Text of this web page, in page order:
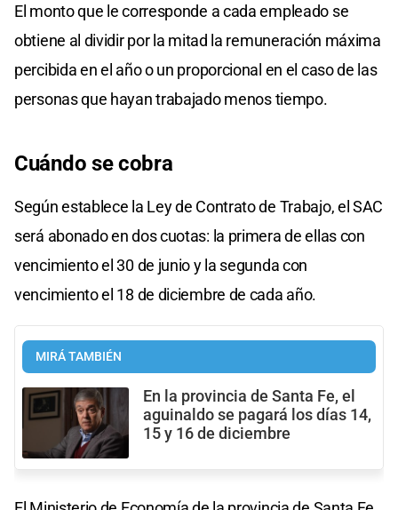
El monto que le corresponde a cada empleado se
obtiene al dividir por la mitad la remuneración máxima
percibida en el año o un proporcional en el caso de las
personas que hayan trabajado menos tiempo.
Cuándo se cobra
Según establece la Ley de Contrato de Trabajo, el SAC
será abonado en dos cuotas: la primera de ellas con
vencimiento el 30 de junio y la segunda con
vencimiento el 18 de diciembre de cada año.
MIRÁ TAMBIÉN
En la provincia de Santa Fe, el
aguinaldo se pagará los días 14,
15 y 16 de diciembre